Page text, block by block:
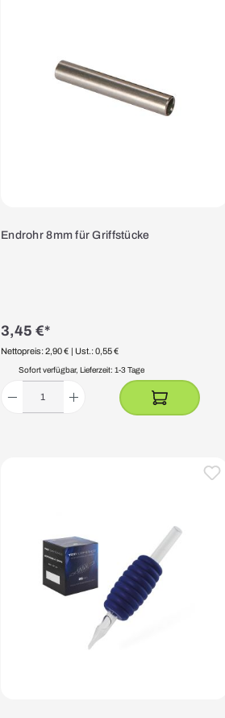
Endrohr 8mm für Griffstücke
3,45 €*
Nettopreis: 2,90 € | Ust.: 0,55 €
Sofort verfügbar, Lieferzeit: 1-3 Tage